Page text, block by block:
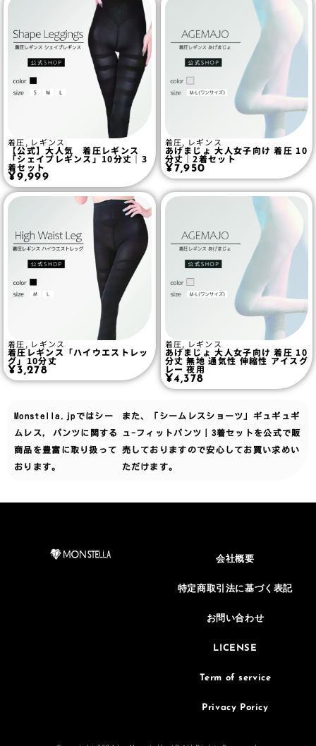
着圧, レギンス
【公式】大人気 着圧レギンス
「シェイプレギンス」10分丈｜3
着セット
¥9,999
着圧, レギンス
あげまじょ 大人女子向け 着圧 10
分丈｜2着セット
¥7,950
着圧, レギンス
着圧レギンス「ハイウエストレッ
グ」10分丈
¥3,278
着圧, レギンス
あげまじょ 大人女子向け 着圧 10
分丈 無地 通気性 伸縮性 アイスグ
レー 夜用
¥4,378
Monstella.jpではシー
ムレス , パンツに関する
商品を豊富に取り扱って
おります。
また、「シームレスショーツ」ギュギュギ
ュ-フィットパンツ｜3着セットを公式で販
売しておりますので安心してお買い求めい
ただけます。
会社概要
特定商取引法に基づく表記
お問い合わせ
LICENSE
Term of service
Privacy Poricy